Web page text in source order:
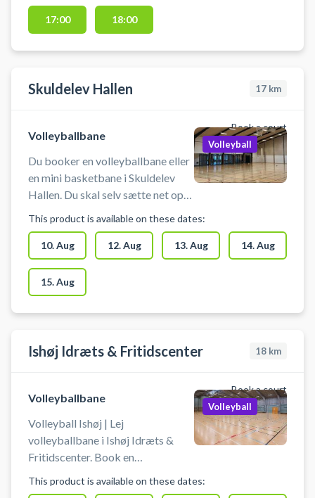
medbringe udstyr og sætte net op.
Lej en volleyballbane og spil
17:00 18:00
Skuldelev Hallen 17 km
Book a court
Volleyballbane
Du booker en volleyballbane eller
en mini basketbane i Skuldelev
Hallen. Du skal selv sætte net op
mulighed for omklædning. Hvis du
oplever problemer med adgang
eller
Volleyball
This product is available on these dates:
10. Aug 12. Aug 13. Aug 14. Aug
15. Aug
Ishøj Idræts & Fritidscenter 18 km
Book a court
Volleyballbane
Volleyball Ishøj | Lej
volleyballbane i Ishøj Idræts &
Fritidscenter. Book en
på en af volleyballbanerne i
Volleyball
This product is available on these dates: